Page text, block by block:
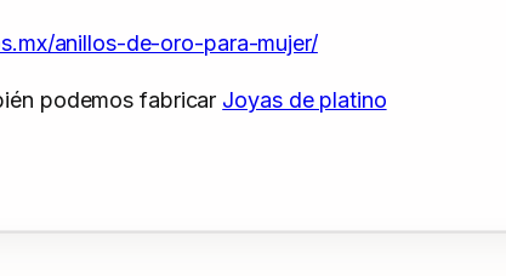
anillos-de-oro-para-mujer/
podemos fabricar Joyas de platino